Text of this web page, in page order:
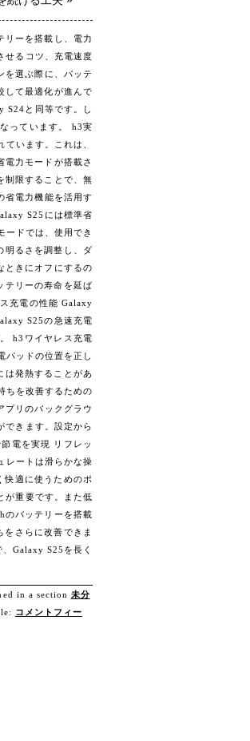
リーを搭載し、電力
せるコツ、充電速度
を選ぶ際に、バッテ
して最適化が進んで
S24と同等です。し
っています。 h3実
います。これは、
力モードが搭載さ
制限することで、無
省電力機能を活用す
S25には標準省
ードでは、使用でき
明るさを調整し、ダ
ときにオフにするの
テリーの寿命を延ば
充電の性能 Galaxy
S25の急速充電
h3ワイヤレス充電
パッドの位置を正し
は発熱することがあ
ちを改善するための
プリのバックグラウ
できます。設定から
電を実現 リフレッ
レートは滑らかな操
快適に使うためのポ
が重要です。また低
のバッテリーを搭載
さらに改善できま
Galaxy S25を長く
in a section 未分
コメントフィー